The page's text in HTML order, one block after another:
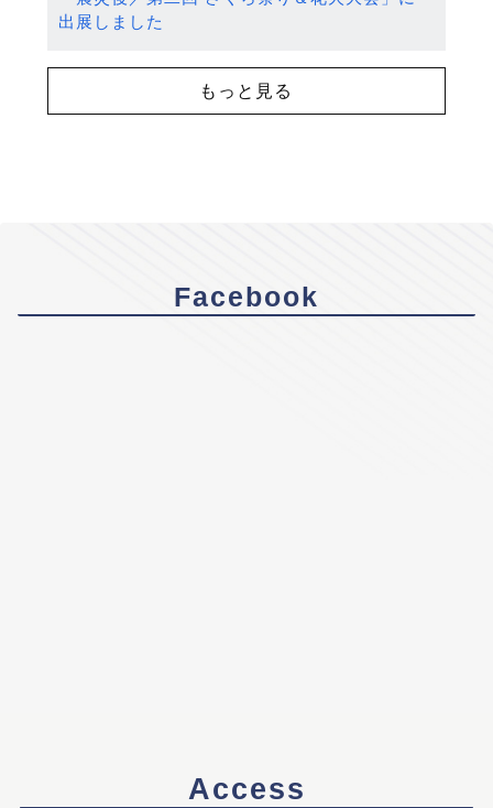
出展しました
もっと見る
Facebook
Access